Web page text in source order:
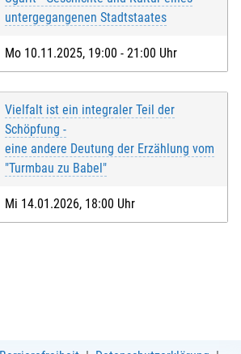
untergegangenen Stadtstaates
Mo 10.11.2025, 19:00 - 21:00 Uhr
Vielfalt ist ein integraler Teil der
Schöpfung -
eine andere Deutung der Erzählung vom
"Turmbau zu Babel"
Mi 14.01.2026, 18:00 Uhr